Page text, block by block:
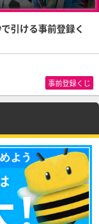
引ける事前登録く
事前登録くじ